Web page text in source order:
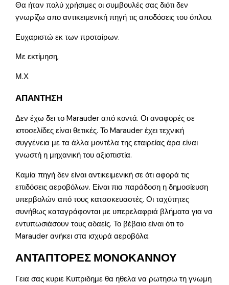
Θα ήταν πολύ χρήσιμες οι συμβουλές σας διότι δεν
γνωρίζω απο αντικειμενική πηγή τις αποδόσεις του όπλου.
Ευχαριστώ εκ των προταίρων.
Με εκτίμηση,
Μ.Χ
ΑΠΑΝΤΗΣΗ
Δεν έχω δει το Marauder από κοντά. Οι αναφορές σε
ιστοσελίδες είναι θετικές. Το Marauder έχει τεχνική
συγγένεια με τα άλλα μοντέλα της εταιρείας άρα είναι
γνωστή η μηχανική του αξιοπιστία.
Καμία πηγή δεν είναι αντικειμενική σε ότι αφορά τις
επιδόσεις αεροβόλων. Είναι πια παράδοση η δημοσίευση
υπερβολών από τους κατασκευαστές. Οι ταχύτητες
συνήθως καταγράφονται με υπερελαφριά βλήματα για να
εντυπωσιάσουν τους αδαείς. Το βέβαιο είναι ότι το
Marauder ανήκει στα ισχυρά αεροβόλα.
ΑΝΤΑΠΤΟΡΕΣ ΜΟΝΟΚΑΝΝΟΥ
Γεια σας κυριε Κυπριδημε θα ηθελα να ρωτησω τη γνωμη